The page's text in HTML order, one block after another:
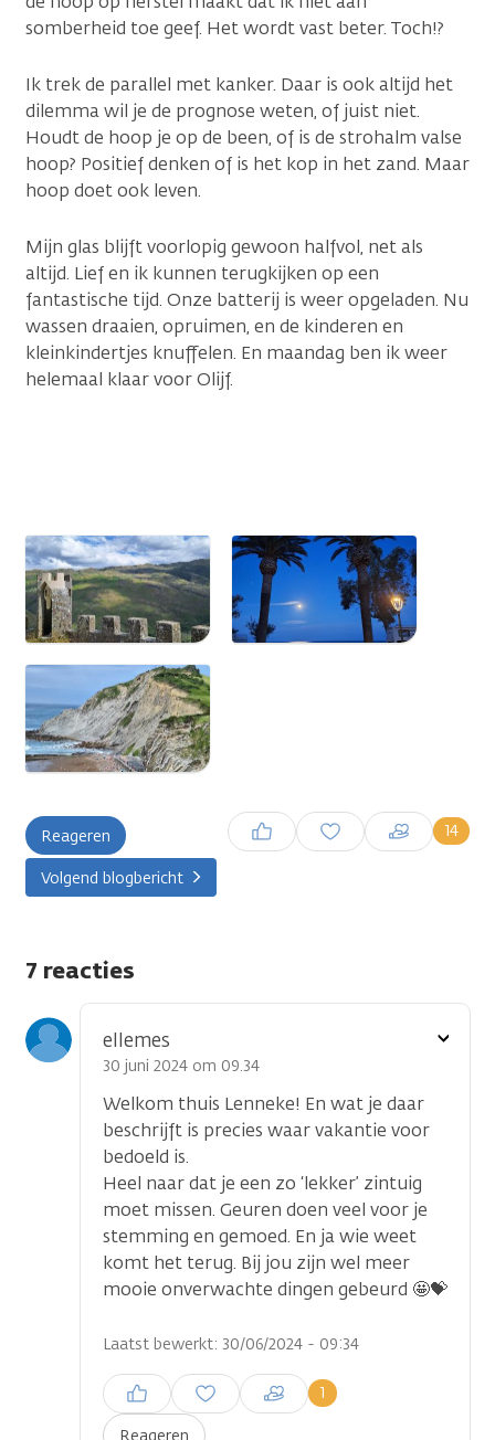
somberheid toe geef. Het wordt vast beter. Toch!?
Ik trek de parallel met kanker. Daar is ook altijd het
dilemma wil je de prognose weten, of juist niet.
Houdt de hoop je op de been, of is de strohalm valse
hoop? Positief denken of is het kop in het zand. Maar
hoop doet ook leven.
Mijn glas blijft voorlopig gewoon halfvol, net als
altijd. Lief en ik kunnen terugkijken op een
fantastische tijd. Onze batterij is weer opgeladen. Nu
wassen draaien, opruimen, en de kinderen en
kleinkindertjes knuffelen. En maandag ben ik weer
helemaal klaar voor Olijf.
Reageren 14
Inloggen om een reactie te
plaatsen
Volgend blogbericht
7 reacties
ellemes
30 juni 2024 om 09.34
Welkom thuis Lenneke! En wat je daar
beschrijft is precies waar vakantie voor
bedoeld is.
Heel naar dat je een zo ‘lekker’ zintuig
moet missen. Geuren doen veel voor je
stemming en gemoed. En ja wie weet
komt het terug. Bij jou zijn wel meer
mooie onverwachte dingen gebeurd 🤩💝
Laatst bewerkt: 30/06/2024 - 09:34
1
Inloggen om een reactie te
plaatsen
Toon